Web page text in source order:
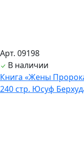
Арт. 09198
В наличии
Книга «Жены
240 стр. Юсуф